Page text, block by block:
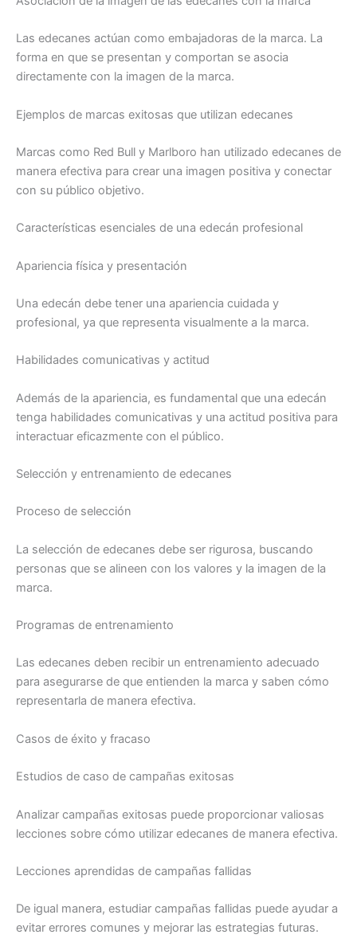
Las edecanes actúan como embajadoras de la marca. La
forma en que se presentan y comportan se asocia
directamente con la imagen de la marca.
Ejemplos de marcas exitosas que utilizan edecanes
Marcas como Red Bull y Marlboro han utilizado edecanes de
manera efectiva para crear una imagen positiva y conectar
con su público objetivo.
Características esenciales de una edecán profesional
Apariencia física y presentación
Una edecán debe tener una apariencia cuidada y
profesional, ya que representa visualmente a la marca.
Habilidades comunicativas y actitud
Además de la apariencia, es fundamental que una edecán
tenga habilidades comunicativas y una actitud positiva para
interactuar eficazmente con el público.
Selección y entrenamiento de edecanes
Proceso de selección
La selección de edecanes debe ser rigurosa, buscando
personas que se alineen con los valores y la imagen de la
marca.
Programas de entrenamiento
Las edecanes deben recibir un entrenamiento adecuado
para asegurarse de que entienden la marca y saben cómo
representarla de manera efectiva.
Casos de éxito y fracaso
Estudios de caso de campañas exitosas
Analizar campañas exitosas puede proporcionar valiosas
lecciones sobre cómo utilizar edecanes de manera efectiva.
Lecciones aprendidas de campañas fallidas
De igual manera, estudiar campañas fallidas puede ayudar a
evitar errores comunes y mejorar las estrategias futuras.